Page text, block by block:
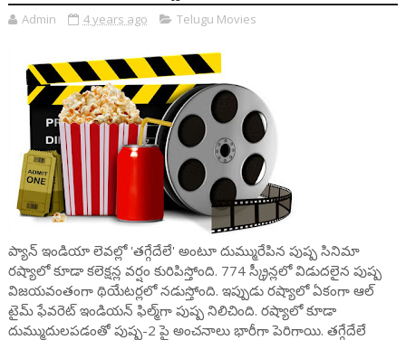
Admin 4 years ago Telugu Movies
ప్యాన్ ఇండియా లెవల్లో 'తగ్గేదేలే' అంటూ దుమ్మురేపిన పుష్ప సినిమా
రష్యాలో కూడా కలెక్షన్ల వర్షం కురిపిస్తోంది. 774 స్క్రీన్లలో విడుదలైన పుష్ప
విజయవంతంగా థియేటర్లలో నడుస్తోంది. ఇప్పుడు రష్యాలో ఏకంగా ఆల్
టైమ్ ఫేవరెట్ ఇండియన్ ఫిల్మ్‌గా పుష్ప నిలిచింది. రష్యాలో కూడా
దుమ్ముదులపడంతో పుష్ప-2 పై అంచనాలు భారీగా పెరిగాయి. తగ్గేదేలే